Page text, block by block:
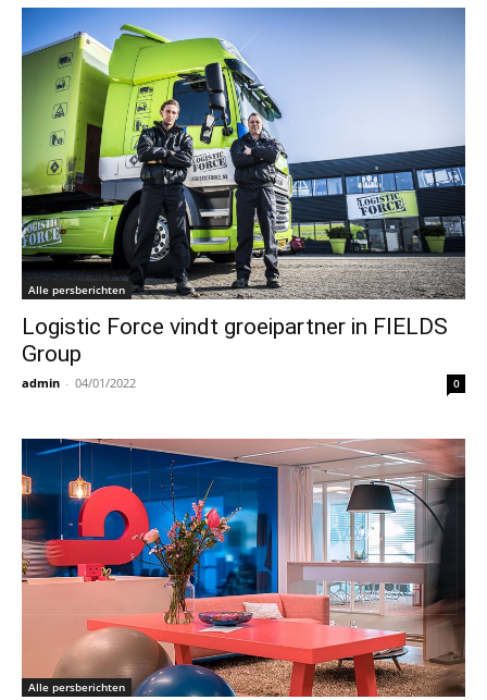
Alle persberichten
Logistic Force vindt groeipartner in FIELDS
Group
admin - 04/01/2022 0
Alle persberichten